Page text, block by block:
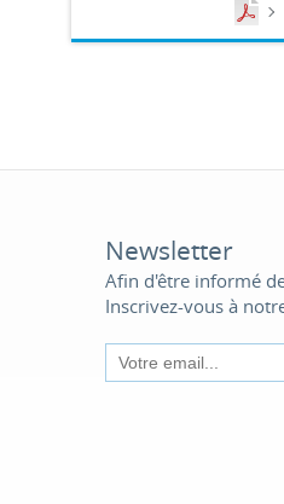
Newsletter
Afin d'être informé
Inscrivez-vous à